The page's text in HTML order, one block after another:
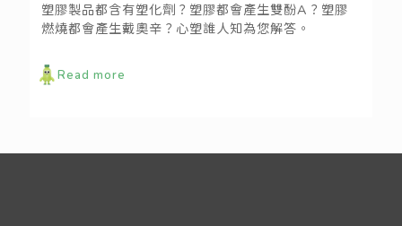
塑膠製品都含有塑化劑？塑膠都會產生雙酚A？塑膠
燃燒都會產生戴奧辛？心塑誰人知為您解答。
Read more